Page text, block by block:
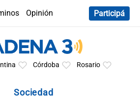
Opinión
Participá
Córdoba Rosario
Sociedad